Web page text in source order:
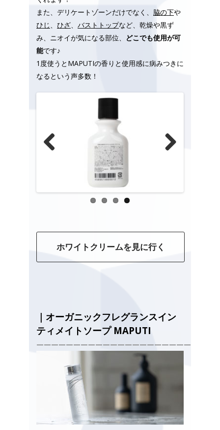
また、デリケートゾーンだけでなく、 脇の下や
ひじ、 ひざ、 バストトップなど、乾燥や黒ず
み、ニオイが気になる部位、
どこでも使用が可
能です♪
1度使うとMAPUTIの香りと使用感に病みつきに
なるという声多数！
ホワイトクリームを見に行く
｜ オーガニックフレグランスイン
ティメイトソープ MAPUTI